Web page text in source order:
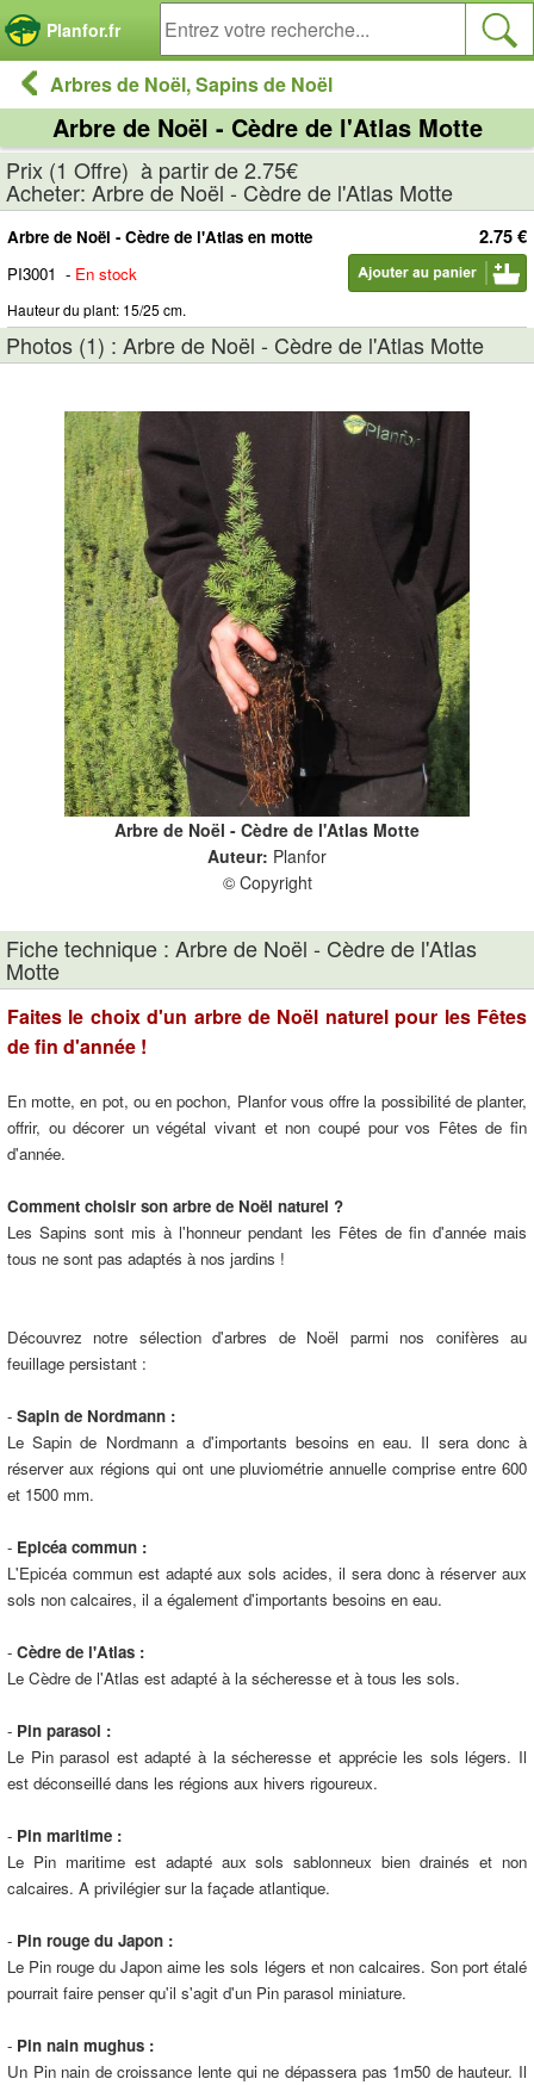
Planfor.fr
Arbres de Noël, Sapins de Noël
Arbre de Noël - Cèdre de l'Atlas Motte
Prix (1 Offre) à partir de 2.75€
Acheter: Arbre de Noël - Cèdre de l'Atlas Motte
2.75 €
Arbre de Noël - Cèdre de l'Atlas en motte
PI3001 - En stock
Hauteur du plant: 15/25 cm.
Photos (1) : Arbre de Noël - Cèdre de l'Atlas Motte
Arbre de Noël - Cèdre de l'Atlas Motte
Auteur: Planfor
© Copyright
Fiche technique : Arbre de Noël - Cèdre de l'Atlas
Motte
Faites le choix d'un arbre de Noël naturel pour les Fêtes
de fin d'année !
En motte, en pot, ou en pochon, Planfor vous offre la possibilité de planter,
offrir, ou décorer un végétal vivant et non coupé pour vos Fêtes de fin
d'année.
Comment choisir son arbre de Noël naturel ?
Les Sapins sont mis à l'honneur pendant les Fêtes de fin d'année mais
tous ne sont pas adaptés à nos jardins !
Découvrez notre sélection d'arbres de Noël parmi nos conifères au
feuillage persistant :
- Sapin de Nordmann :
Le Sapin de Nordmann a d'importants besoins en eau. Il sera donc à
réserver aux régions qui ont une pluviométrie annuelle comprise entre 600
et 1500 mm.
- Epicéa commun :
L'Epicéa commun est adapté aux sols acides, il sera donc à réserver aux
sols non calcaires, il a également d'importants besoins en eau.
- Cèdre de l'Atlas :
Le Cèdre de l'Atlas est adapté à la sécheresse et à tous les sols.
- Pin parasol :
Le Pin parasol est adapté à la sécheresse et apprécie les sols légers. Il
est déconseillé dans les régions aux hivers rigoureux.
- Pin maritime :
Le Pin maritime est adapté aux sols sablonneux bien drainés et non
calcaires. A privilégier sur la façade atlantique.
- Pin rouge du Japon :
Le Pin rouge du Japon aime les sols légers et non calcaires. Son port étalé
pourrait faire penser qu'il s'agit d'un Pin parasol miniature.
- Pin nain mughus :
Un Pin nain de croissance lente qui ne dépassera pas 1m50 de hauteur. Il
Panneau de gestion des cookies